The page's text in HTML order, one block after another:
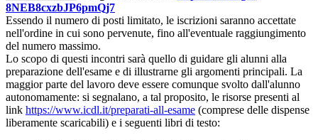
8NEB8cxzbJP6pmQj7
Essendo il numero di posti limitato, le iscrizioni saranno accettate
nell'ordine in cui sono pervenute, fino all'eventuale raggiungimento
del numero massimo.
Lo scopo di questi incontri sarà quello di guidare gli alunni alla
preparazione dell'esame e di illustrarne gli argomenti principali. La
maggior parte del lavoro deve essere comunque svolto dall'alunno
autonomamente: si segnalano, a tal proposito, le risorse presenti al
link https://www.icdl.it/preparati-all-esame (comprese delle dispense
liberamente scaricabili) e i seguenti libri di testo: